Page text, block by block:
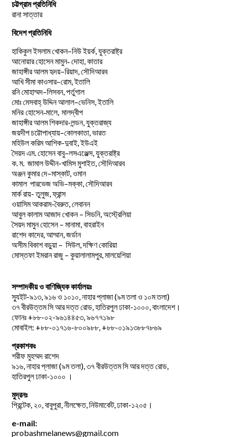
চট্টগ্রাম প্রতিনিধি
রানা সাত্তার
বিদেশ প্রতিনিধি
হাকিকুলইসলামখোকন–নিউইয়র্ক, যুক্তরাষ্ট্র
আনোয়ারহোসেনমামুন-দোহা কাতার
জাহাঙ্গীরআলমহৃদয়–রিয়াদ সৌদিআরব
আখিসীমাকাওসার–রোম,ইতালি
রনিমোহাম্মদ–লিসবন, পর্তুগাল
মোঃমেসবাহ্উদ্দিনআলাল–ভেনিস,ইতালি
মনির হোসেন-মালে, মালদ্বীপ
জাহাঙ্গীর আলম শিকদার-লন্ডন, যুক্তরাজ্য
জয়দীপচট্টোপাধ্যায়–কোলকাতা ভারত
মহিউল করিম আশিক-দুবাই, ইউএই
সৈয়দএম. হোসেনবাবু–লসএঞ্জেল্স, যুক্তরাষ্ট্র
ক ম. জামালউদ্দীন-খামিস মুশাইত, সৌদিআরব
অঞ্জনকুমারদে–মাস্কাট, ওমান
কামাল পারভেজঅভি–মক্কা সৌদিআরব
মার্ক রায়- তুলুজ, ফ্রান্স
ওয়াসিম আকরাম-বৈরুত, লেবানন
আবুল কালাম আজাদ খোকন – সিডনি, অস্ট্রেলিয়া
সৈয়দ মামুন হোসেন – মানামা, বাহরাইন
রাশেদ কাদের, আম্মান, জর্ডান
অসীম বিকাশ বড়ুয়া – সিউল, দক্ষিণ কোরিয়া
মোস্তফা ইমরান রাজু – কুয়ালালামপুর, মালয়েশিয়া
সম্পাদকীয় ও বাণিজ্যিক কার্যালয়ঃ
স্যুইট-৯১৩, ৯১৬ ও ১০১০, নাহার প্লাজা (৯ম তলা ও ১০ম তলা)
৩৭ বীরউত্তম সি আর দত্ত রোড, হাতিরপুল ঢাকা-১০০০, বাংলাদেশ।
ফোনঃ +৮৮-০২-৯৬১৪৪৫৩, ৯৬৭৭১৯৮
মোবাইল: +৮৮-০১৭১৬-৮০০৯৮৮, +৮৮-০১৯১৩৮৮৭৮৬৯
প্রকাশকঃ
শরীফ মুহম্মদ রাশেদ
৯১৬, নাহার প্লাজা (৯ম তলা), ৩৭ বীরউত্তম সি আর দত্ত রোড,
হাতিরপুল ঢাকা-১০০০ ।
মুদ্রনঃ
প্রিন্টেক, ২০, বাবুপুরা, নীলক্ষেত, নিউমার্কেট, ঢাকা-১২০৫।
e-mail:
probashmelanews@gmail.com